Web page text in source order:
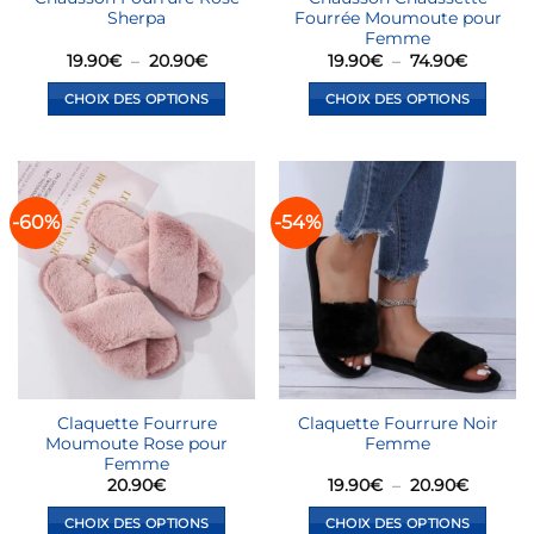
du
produit
du
produit
Sherpa
19.90€ – 20.90€Plage
prix :
19.90€
à
CHOIX DES OPTIONS
plusieurs
variations.
Les
options
peuvent
être
choisies
sur
la
page
du
produit
Fourrée Moumoute pour
Femme
19.90€ – 74.90€Plage
prix :
19.90€
à
CHOIX DES OPTIONS
plusieurs
variations.
Les
options
peuvent
être
choisies
sur
la
page
du
produit
-60%
Claquette Fourrure
Moumoute Rose pour
Femme
20.90€
CHOIX DES OPTIONS
-54%
Claquette Fourrure Noir
Femme
19.90€ – 20.90€Plage
prix :
CHOIX DES OPTIONS